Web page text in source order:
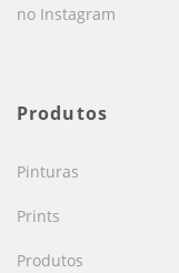
no Instagram
Produtos
Pinturas
Prints
Produtos